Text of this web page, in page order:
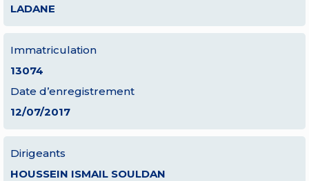
LADANE
Immatriculation
13074
Date d’enregistrement
12/07/2017
Dirigeants
HOUSSEIN ISMAIL SOULDAN